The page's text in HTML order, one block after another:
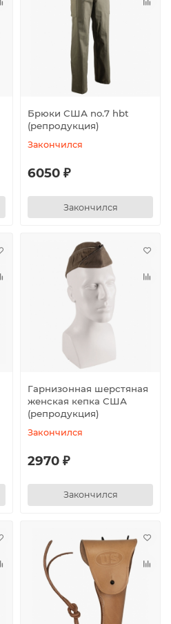
Брюки США no.7 hbt
(репродукция)
Закончился
6050 ₽
Закончился
Гарнизонная шерстяная
женская кепка США
(репродукция)
Закончился
2970 ₽
Закончился